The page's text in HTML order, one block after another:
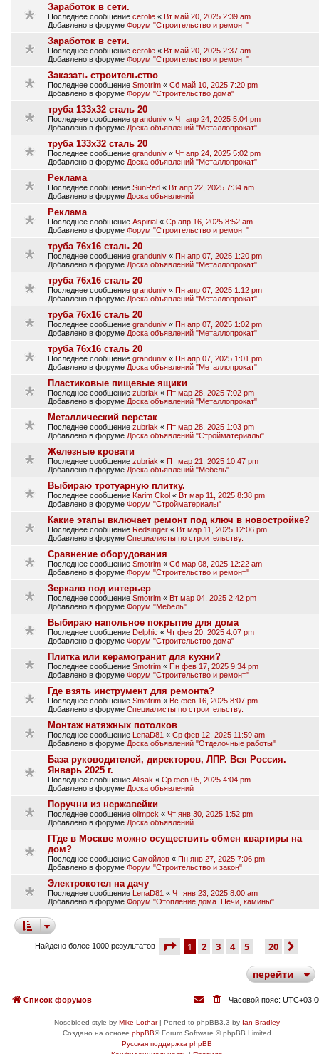
Заработок в сети.
Последнее сообщение cerolie « Вт май 20, 2025 2:39 am
Добавлено в форуме Форум "Строительство и ремонт"
Заработок в сети.
Последнее сообщение cerolie « Вт май 20, 2025 2:37 am
Добавлено в форуме Форум "Строительство и ремонт"
Заказать строительство
Последнее сообщение Smotrim « Сб май 10, 2025 7:20 pm
Добавлено в форуме Форум "Строительство дома"
труба 133х32 сталь 20
Последнее сообщение granduniv « Чт апр 24, 2025 5:04 pm
Добавлено в форуме Доска объявлений "Металлопрокат"
труба 133х32 сталь 20
Последнее сообщение granduniv « Чт апр 24, 2025 5:02 pm
Добавлено в форуме Доска объявлений "Металлопрокат"
Реклама
Последнее сообщение SunRed « Вт апр 22, 2025 7:34 am
Добавлено в форуме Доска объявлений
Реклама
Последнее сообщение Aspirial « Ср апр 16, 2025 8:52 am
Добавлено в форуме Форум "Строительство и ремонт"
труба 76х16 сталь 20
Последнее сообщение granduniv « Пн апр 07, 2025 1:20 pm
Добавлено в форуме Доска объявлений "Металлопрокат"
труба 76х16 сталь 20
Последнее сообщение granduniv « Пн апр 07, 2025 1:12 pm
Добавлено в форуме Доска объявлений "Металлопрокат"
труба 76х16 сталь 20
Последнее сообщение granduniv « Пн апр 07, 2025 1:02 pm
Добавлено в форуме Доска объявлений "Металлопрокат"
труба 76х16 сталь 20
Последнее сообщение granduniv « Пн апр 07, 2025 1:01 pm
Добавлено в форуме Доска объявлений "Металлопрокат"
Пластиковые пищевые ящики
Последнее сообщение zubriak « Пт мар 28, 2025 7:02 pm
Добавлено в форуме Доска объявлений "Металлопрокат"
Металлический верстак
Последнее сообщение zubriak « Пт мар 28, 2025 1:03 pm
Добавлено в форуме Доска объявлений "Стройматериалы"
Железные кровати
Последнее сообщение zubriak « Пт мар 21, 2025 10:47 pm
Добавлено в форуме Доска объявлений "Мебель"
Выбираю тротуарную плитку.
Последнее сообщение Karim Ckol « Вт мар 11, 2025 8:38 pm
Добавлено в форуме Форум "Стройматериалы"
Какие этапы включает ремонт под ключ в новостройке?
Последнее сообщение Redsinger « Вт мар 11, 2025 12:06 pm
Добавлено в форуме Специалисты по строительству.
Сравнение оборудования
Последнее сообщение Smotrim « Сб мар 08, 2025 12:22 am
Добавлено в форуме Форум "Строительство и ремонт"
Зеркало под интерьер
Последнее сообщение Smotrim « Вт мар 04, 2025 2:42 pm
Добавлено в форуме Форум "Мебель"
Выбираю напольное покрытие для дома
Последнее сообщение Delphic « Чт фев 20, 2025 4:07 pm
Добавлено в форуме Форум "Строительство дома"
Плитка или керамогранит для кухни?
Последнее сообщение Smotrim « Пн фев 17, 2025 9:34 pm
Добавлено в форуме Форум "Строительство и ремонт"
Где взять инструмент для ремонта?
Последнее сообщение Smotrim « Вс фев 16, 2025 8:07 pm
Добавлено в форуме Специалисты по строительству.
Монтаж натяжных потолков
Последнее сообщение LenaD81 « Ср фев 12, 2025 11:59 am
Добавлено в форуме Доска объявлений "Отделочные работы"
База руководителей, директоров, ЛПР. Вся Россия.
Январь 2025 г.
Последнее сообщение Alisak « Ср фев 05, 2025 4:04 pm
Добавлено в форуме Доска объявлений
Поручни из нержавейки
Последнее сообщение olimpck « Чт янв 30, 2025 1:52 pm
Добавлено в форуме Доска объявлений
ГГде в Москве можно осуществить обмен квартиры на
дом?
Последнее сообщение Самойлов « Пн янв 27, 2025 7:06 pm
Добавлено в форуме Форум "Строительство и закон"
Электрокотел на дачу
Последнее сообщение LenaD81 « Чт янв 23, 2025 8:00 am
Добавлено в форуме Форум "Отопление дома. Печи, камины"
Найдено более 1000 результатов страница 1 из 20
1 2 3 4 5 20
перейти
Список форумов Часовой пояс:
Nosebleed style by Mike Lothar| Ported to phpBB3.3 by Ian Bradley
Создано на основе phpBB® Forum Software © phpBB Limited
Русская поддержка phpBB